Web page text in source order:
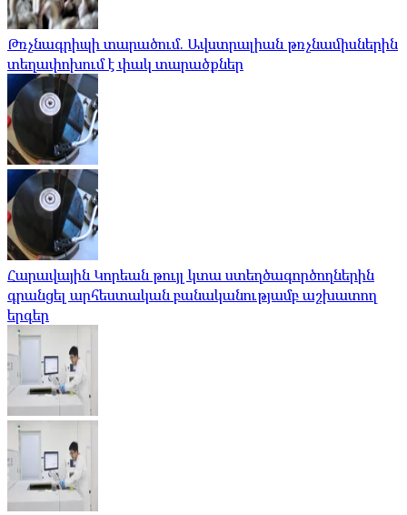
Թռչնագրիպի տարածում. Ավստրալիան թռչնամիսներին
տեղափոխում է փակ տարածքներ
Հարավային Կորեան թույլ կտա ստեղծագործողներին
գրանցել արհեստական ​​բանականությամբ աշխատող
երգեր